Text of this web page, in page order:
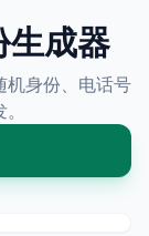
生成器
机身份、电话号